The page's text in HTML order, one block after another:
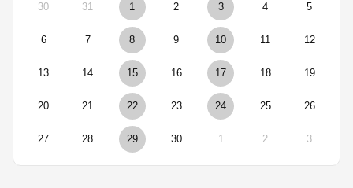
30 31 1 2 3 4 5
6 7 8 9 10 11 12
13 14 15 16 17 18 19
20 21 22 23 24 25 26
27 28 29 30 1 2 3